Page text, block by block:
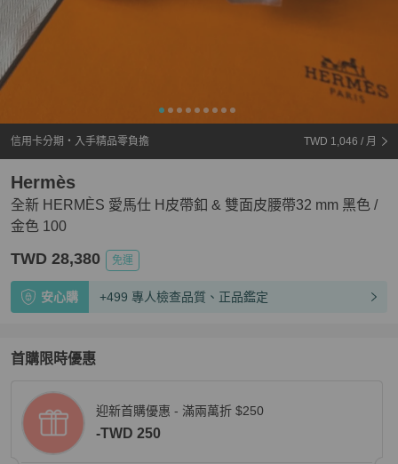
信用卡分期・入手精品零負擔 TWD 1,046 / 月
全新 HERMÈS 愛馬仕 H皮帶釦 & 雙面皮腰帶32 mm 黑色 /
金色 100
Hermès
TWD 28,380 免運
安心購 +499 專人檢查品質、正品鑑定
首購限時優惠
迎新首購優惠 - 滿兩萬折 $250
-TWD 250